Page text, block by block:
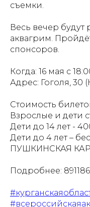
съемки.
Весь вечер будут
аквагрим.
спонсоров.
Когда: 16 мая с
Адрес: Гоголя, 30
Стоимость
Взрослые и дети
Дети до 14 лет -
Дети до 4 лет –
ПУШКИНСКАЯ
Подробнее: